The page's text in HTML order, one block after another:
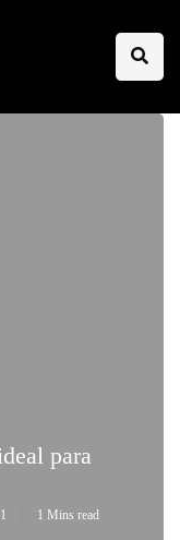
para
1 Mins read